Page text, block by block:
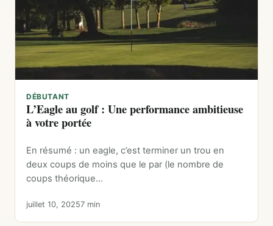
DÉBUTANT
L’Eagle au golf : Une performance ambitieuse
à votre portée
En résumé : un eagle, c’est terminer un trou en
deux coups de moins que le par (le nombre de
coups théorique…
juillet 10, 20257 min